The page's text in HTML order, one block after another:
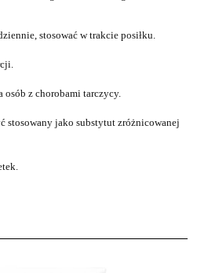
stosować w trakcie posiłku.
osób z chorobami tarczycy.
stosowany jako substytut zróżnicowanej